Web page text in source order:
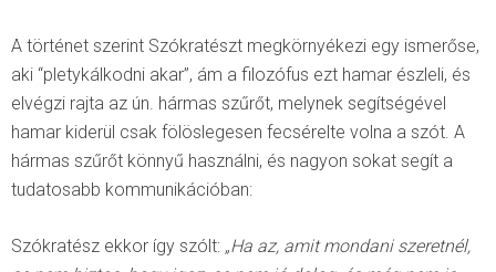
A történet szerint Szókratészt megkörnyékezi egy ismerőse,
aki “pletykálkodni akar”, ám a filozófus ezt hamar észleli, és
elvégzi rajta az ún. hármas szűrőt, melynek segítségével
hamar kiderül csak fölöslegesen fecsérelte volna a szót. A
hármas szűrőt könnyű használni, és nagyon sokat segít a
tudatosabb kommunikációban:
Szókratész ekkor így szólt: „Ha az, amit mondani szeretnél,